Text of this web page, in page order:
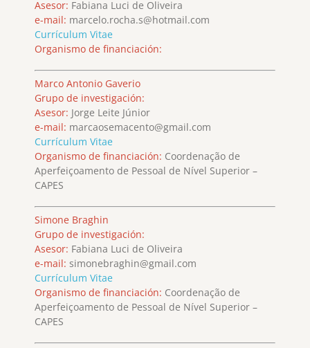
Asesor: Fabiana Luci de Oliveira
e-mail: marcelo.rocha.s@hotmail.com
Currículum Vitae
Organismo de financiación:
Marco Antonio Gaverio
Grupo de investigación:
Asesor: Jorge Leite Júnior
e-mail: marcaosemacento@gmail.com
Currículum Vitae
Organismo de financiación: Coordenação de
Aperfeiçoamento de Pessoal de Nível Superior –
CAPES
Simone Braghin
Grupo de investigación:
Asesor: Fabiana Luci de Oliveira
e-mail: simonebraghin@gmail.com
Currículum Vitae
Organismo de financiación: Coordenação de
Aperfeiçoamento de Pessoal de Nível Superior –
CAPES